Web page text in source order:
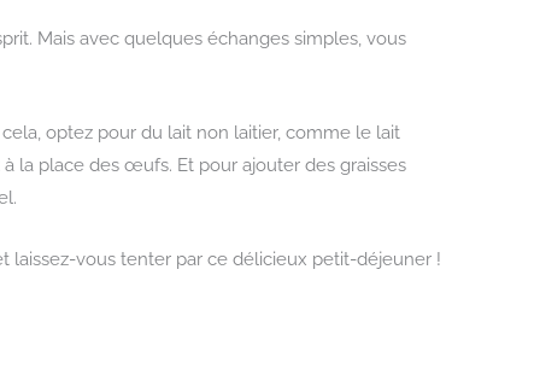
Mais avec quelques échanges simples, vous
optez pour du lait non laitier, comme le lait
la place des œufs. Et pour ajouter des graisses
laissez-vous tenter par ce délicieux petit-déjeuner !